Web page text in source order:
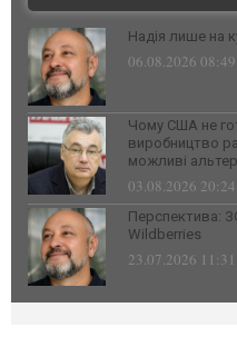
Надія лише на
06.08.2026 08:49
Чому США не
виробництво
можливі
03.08.2026 20:24
Перспектива:
Wildberries
23.07.2026 11:31